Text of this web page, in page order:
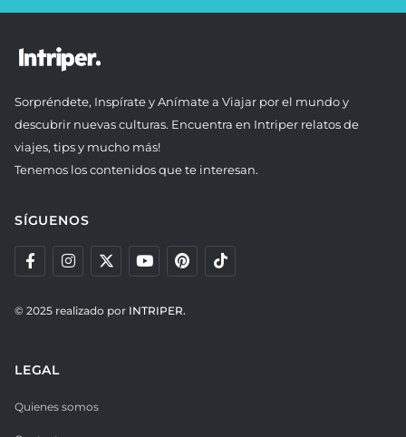
Sorpréndete, Inspírate y Anímate a Viajar por el mundo y
descubrir nuevas culturas. Encuentra en Intriper relatos de
viajes, tips y mucho más!
Tenemos los contenidos que te interesan.
SÍGUENOS
© 2025 realizado por INTRIPER.
LEGAL
Quienes somos